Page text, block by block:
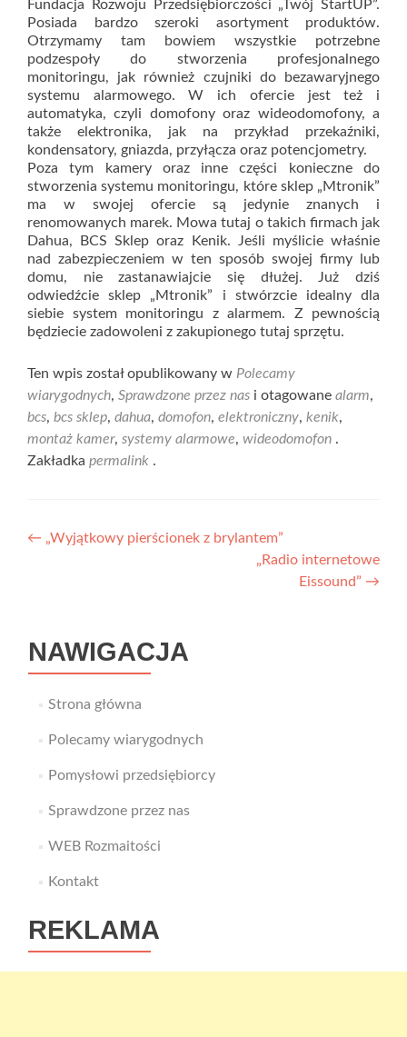
Fundacja Rozwoju Przedsiębiorczości „Twój StartUP”.
Posiada bardzo szeroki asortyment produktów.
Otrzymamy tam bowiem wszystkie potrzebne
podzespoły do stworzenia profesjonalnego
monitoringu, jak również czujniki do bezawaryjnego
systemu alarmowego. W ich ofercie jest też i
automatyka, czyli domofony oraz wideodomofony, a
także elektronika, jak na przykład przekaźniki,
kondensatory, gniazda, przyłącza oraz potencjometry.
Poza tym kamery oraz inne części konieczne do
stworzenia systemu monitoringu, które sklep „Mtronik”
ma w swojej ofercie są jedynie znanych i
renomowanych marek. Mowa tutaj o takich firmach jak
Dahua, BCS Sklep oraz Kenik. Jeśli myślicie właśnie
nad zabezpieczeniem w ten sposób swojej firmy lub
domu, nie zastanawiajcie się dłużej. Już dziś
odwiedźcie sklep „Mtronik” i stwórzcie idealny dla
siebie system monitoringu z alarmem. Z pewnością
będziecie zadowoleni z zakupionego tutaj sprzętu.
Ten wpis został opublikowany w Polecamy
wiarygodnych, Sprawdzone przez nas i otagowane alarm,
bcs, bcs sklep, dahua, domofon, elektroniczny, kenik,
montaż kamer, systemy alarmowe, wideodomofon .
Zakładka permalink .
Nawigacja
← „Wyjątkowy pierścionek z brylantem”
„Radio internetowe
Eissound” →
NAWIGACJA
Strona główna
Polecamy wiarygodnych
Pomysłowi przedsiębiorcy
Sprawdzone przez nas
WEB Rozmaitości
Kontakt
REKLAMA